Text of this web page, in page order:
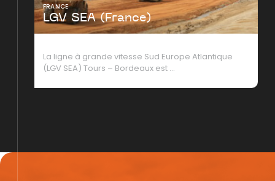
FRANCE
LGV SEA (France)
La ligne à grande vitesse Sud Europe Atlantique
(LGV SEA) Tours – Bordeaux est …